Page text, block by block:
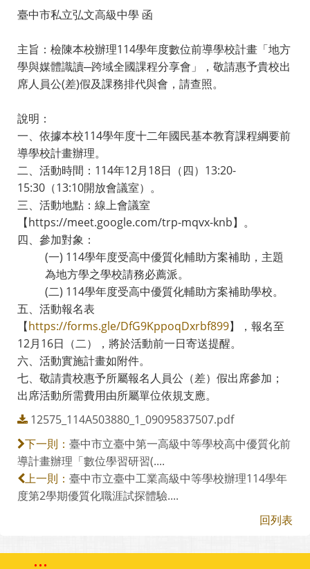
臺中市私立弘文高級中學 函
主旨：檢陳本校辦理114學年度數位前導學校計畫「地方
學與媒體識讀─跨域全國課程分享會」，敬請惠予貴校出
席人員公(差)假及課務排代與會，請查照。
說明：
一、依據本校114學年度十二年國民基本教育課程綱要前
導學校計畫辦理。
二、活動時間：114年12月18日（四）13:20-
15:30（13:10開放會議室）。
三、活動地點：線上會議室
【https://meet.google.com/trp-mqvx-knb】。
四、參加對象：
(一) 114學年度受高中優質化輔助方案補助，主題
為地方學之學校請務必薦派。
(二) 114學年度受高中優質化輔助方案補助學校。
五、活動報名表
【https://forms.gle/DfG9KppoqDxrbf899】，報名至
12月16日（二），將於活動前一日寄送提醒。
六、活動實施計畫如附件。
七、敬請貴校惠予所屬報名人員公（差）假出席參加；
出席活動所需費用由所屬單位依規支應。
12575_114A503880_1_09095837507.pdf
下一則： 臺中市立臺中第一高級中等學校高中優質化前
導計畫辦理「數位學習研習(....
上一則： 臺中市立臺中工業高級中等學校辦理114學年
度第2學期優質化職涯試探體驗....
回列表